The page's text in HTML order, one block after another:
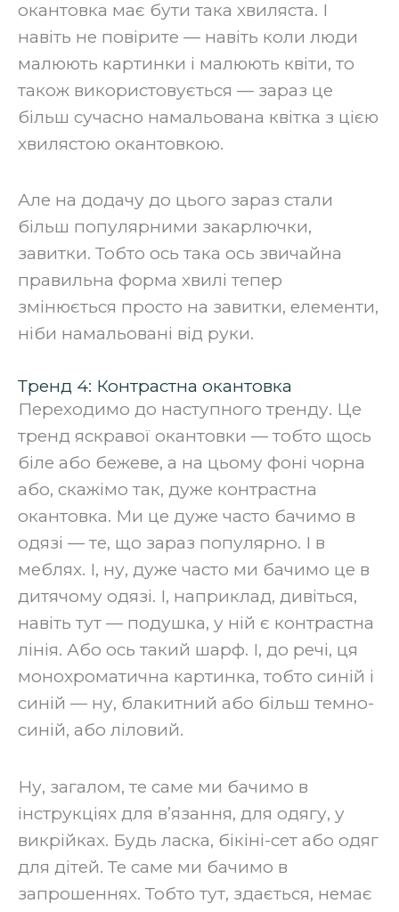
окантовка має бути така хвиляста. І
навіть не повірите — навіть коли люди
малюють картинки і малюють квіти, то
також використовується — зараз це
більш сучасно намальована квітка з цією
хвилястою окантовкою.
‍Але на додачу до цього зараз стали
більш популярними закарлючки,
завитки. Тобто ось така ось звичайна
правильна форма хвилі тепер
змінюється просто на завитки, елементи,
ніби намальовані від руки.‍
Тренд 4: Контрастна окантовка
Переходимо до наступного тренду. Це
тренд яскравої окантовки — тобто щось
біле або бежеве, а на цьому фоні чорна
або, скажімо так, дуже контрастна
окантовка. Ми це дуже часто бачимо в
одязі — те, що зараз популярно. І в
меблях. І, ну, дуже часто ми бачимо це в
дитячому одязі. І, наприклад, дивіться,
навіть тут — подушка, у ній є контрастна
лінія. Або ось такий шарф. І, до речі, ця
монохроматична картинка, тобто синій і
синій — ну, блакитний або більш темно-
синій, або ліловий.
‍Ну, загалом, те саме ми бачимо в
інструкціях для в’язання, для одягу, у
викрійках. Будь ласка, бікіні-сет або одяг
для дітей. Те саме ми бачимо в
запрошеннях. Тобто тут, здається, немає